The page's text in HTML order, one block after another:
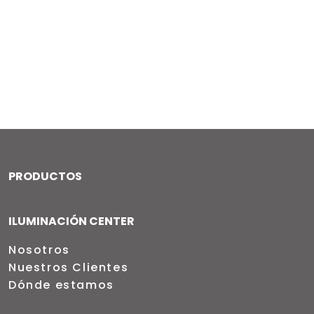
PRODUCTOS
ILUMINACIÓN CENTER
Nosotros
Nuestros Clientes
Dónde estamos